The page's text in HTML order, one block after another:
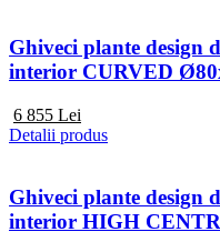
Ghiveci plante design
interior CURVED
6 855 Lei
Detalii produs
Ghiveci plante design
interior HIGH